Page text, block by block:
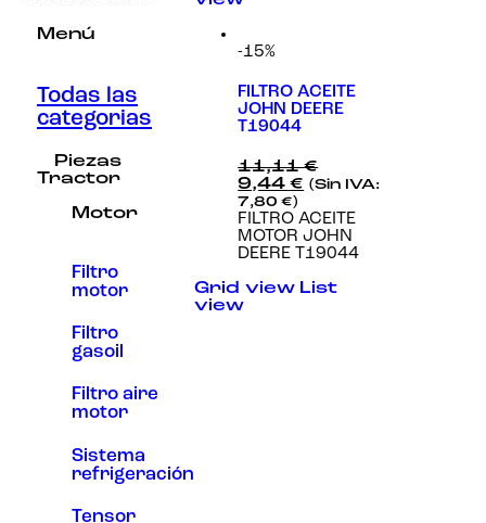
Menú
Todas las
categorias
Piezas
Tractor
Motor
Filtro
motor
Filtro
gasoil
Filtro aire
motor
Sistema
refrigeración
Tensor
-15%
FILTRO ACEITE
JOHN DEERE
T19044
11,11€
9,44€ (Sin IVA:
7,80€)
FILTRO ACEITE
MOTOR JOHN
DEERE T19044
Grid view List
view
podamos
mejorar la
funcionalidad
de la web, en
base a cómo
web.
Experiencia
Para que
funcione lo
mejor posible
durante tu
visita. Si
rechaza estas
cookies,
funcionalidades
desaparecerán
de la web.